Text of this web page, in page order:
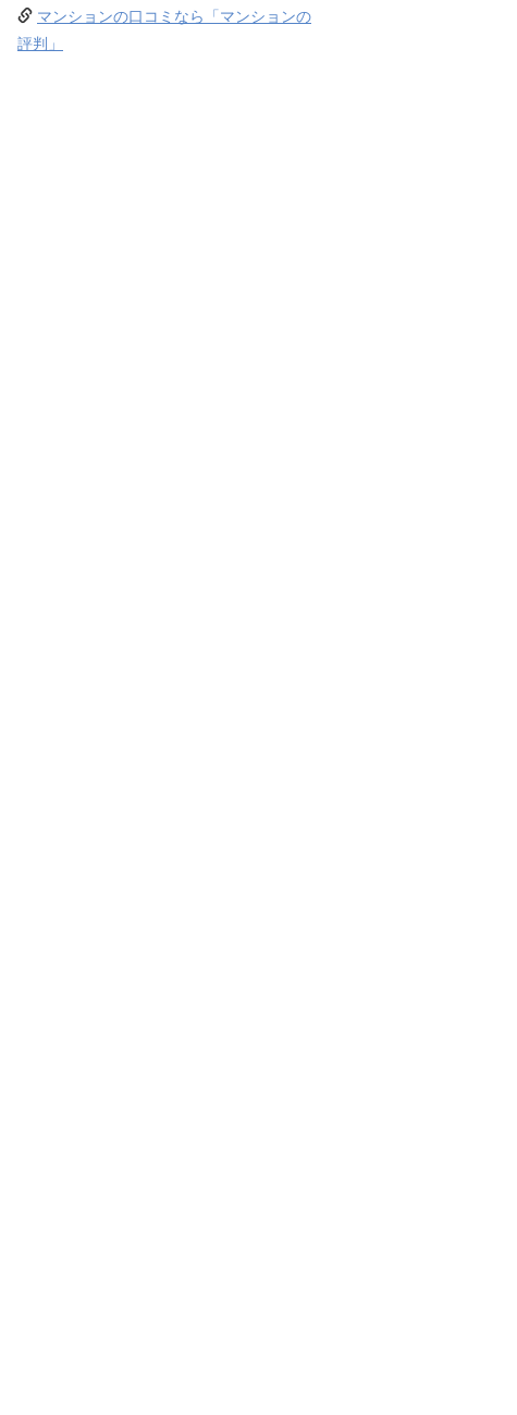
マンションの口コミなら「マンションの
評判」